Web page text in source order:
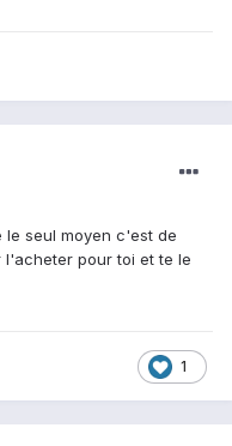
seul moyen c'est de
pour toi et te le
1